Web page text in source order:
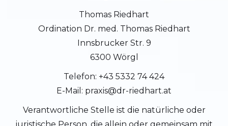
Thomas Riedhart
Ordination Dr. med. Thomas Riedhart
Innsbrucker Str. 9
6300 Wörgl
Telefon: +43 5332 74 424
E-Mail: praxis@dr-riedhart.at
Verantwortliche Stelle ist die natürliche oder